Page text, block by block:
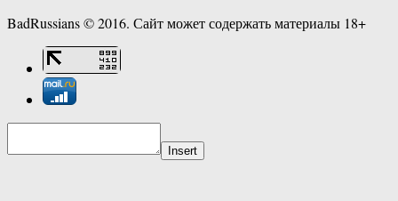
BadRussians © 2016. Сайт может содержать материалы 18+
Insert